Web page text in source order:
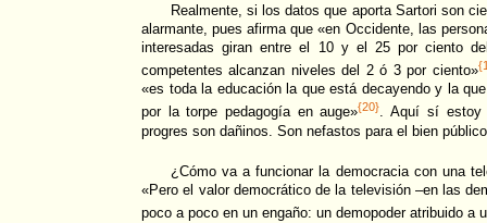
Realmente, si los datos que aporta Sartori son
alarmante, pues afirma que «en Occidente, las
interesadas giran entre el 10 y el 25 por ciento
competentes alcanzan niveles del 2 ó 3 por ciento»
«es toda la educación la que está decayendo y la
por la torpe pedagogía en auge»{20}. Aquí sí estoy
progres son dañinos. Son nefastos para el bien
¿Cómo va a funcionar la democracia con una
«Pero el valor democrático de la televisión –en las
poco a poco en un engaño: un demopoder atribuido a